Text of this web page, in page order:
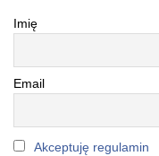
Imię
Email
Akceptuję regulamin